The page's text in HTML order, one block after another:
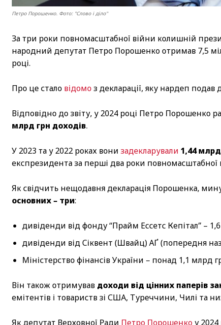
Петро Порошенко. Фото: "Слово і діло"
За три роки повномасштабної війни колишній
народний депутат Петро Порошенко отримав 7,5
році.
Про це стало відомоз декларації, яку нардеп подав
Відповідно до звіту, у 2024 році Петро
млрд грн доходів.
У 2023 та у 2022 роках вони задекларували 1,44
експрезидента за перші два роки
Як свідчить нещодавня декларація Порошенка,
основних – три:
дивіденди від фонду “Прайм Ессетс Кепітал” –
дивіденди від Сіквент (Швайц) АҐ (попередня
Міністерство фінансів України – понад 1,1 млрд
Він також отримував доходи від цінних паперів
емітентів і товариств зі США, Туреччини, Чилі та
Як депутат Верховної Ради Петро Порошенко у 2024